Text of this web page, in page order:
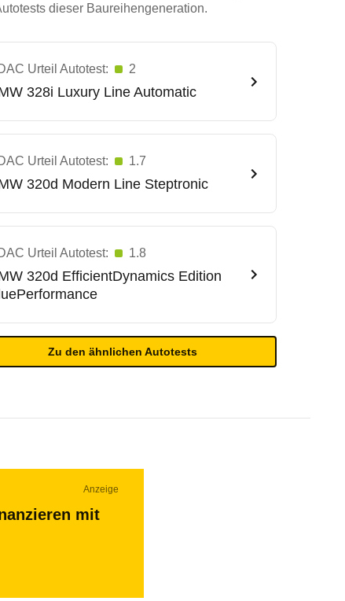
dieser Baureihengeneration.
Urteil Autotest: 2
328i Luxury Line Automatic
Urteil Autotest: 1.7
320d Modern Line Steptronic
Urteil Autotest: 1.8
320d EfficientDynamics Edition
Zu den ähnlichen Autotests
Anzeige
mit